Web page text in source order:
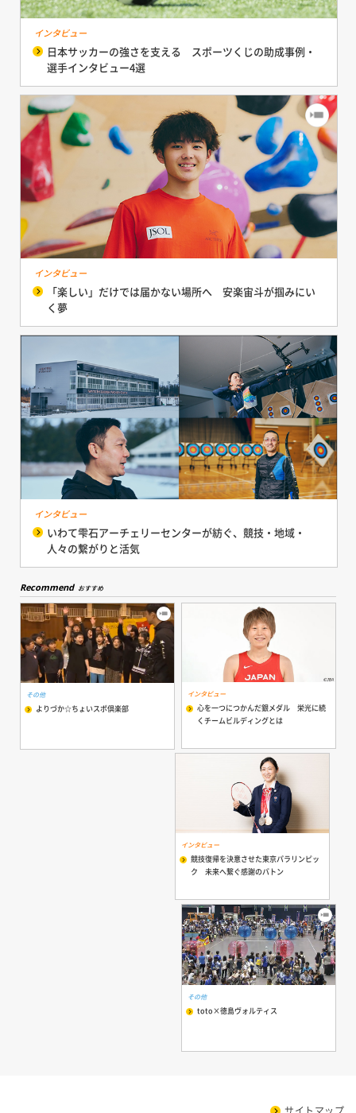
インタビュー
日本サッカーの強さを支える スポーツくじの助成事例・
選手インタビュー4選
インタビュー
「楽しい」だけでは届かない場所へ 安楽宙斗が掴みにい
く夢
インタビュー
いわて雫石アーチェリーセンターが紡ぐ、競技・地域・
人々の繋がりと活気
Recommend おすすめ
その他
よりづか☆ちょいスポ倶楽部
インタビュー
心を一つにつかんだ銀メダル 栄光に続
くチームビルディングとは
インタビュー
競技復帰を決意させた東京パラリンピッ
ク 未来へ繋ぐ感謝のバトン
その他
toto×徳島ヴォルティス
サイトマップ